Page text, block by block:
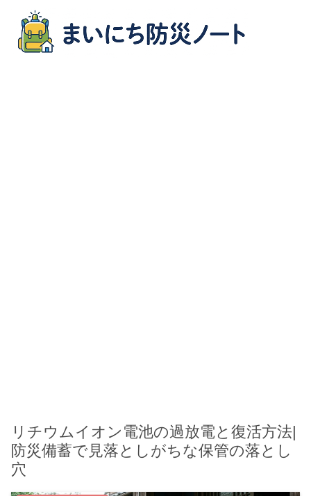
リチウムイオン電池の過放電と復活方法|
防災備蓄で見落としがちな保管の落とし
穴